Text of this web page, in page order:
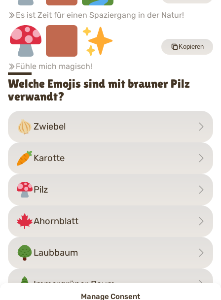
Manage Consent
Es ist Zeit für einen Spaziergang in der Natur!
Fühle mich magisch!
Kopieren
Welche Emojis sind mit brauner Pilz
verwandt?
Zwiebel
Karotte
Pilz
Ahornblatt
Laubbaum
Immergrüner Baum